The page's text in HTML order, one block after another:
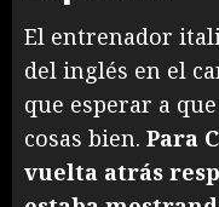
El entrenador
del inglés en el
que esperar a
cosas bien. Para
vuelta atrás